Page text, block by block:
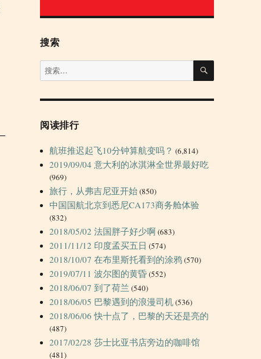
搜索
搜
索：
搜
阅读排行
航班推迟起飞10分钟算航变吗？ (6,814)
2019/09/04 意大利的冰淇淋全世界最好吃
(969)
旅行，从弗吉尼亚开始(850)
中国国航北京到悉尼CA173商务舱体验
(832)
2018/05/02 法国胖子好少啊(683)
2011/11/12 印度孟买五日 (574)
2018/10/07 在布里斯托看到的涂鸦(570)
2019/07/11 波尔图的黄昏(552)
2018/06/07 到了荷兰 (540)
2018/06/05 巴黎遇到的浪漫司机(536)
2018/06/06 快十点了，巴黎的天还是亮的
(487)
2017/02/28 莎士比亚书店旁边的咖啡馆
(481)